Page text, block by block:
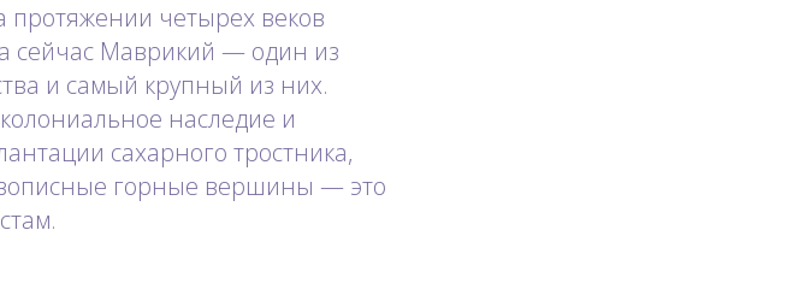
протяжении четырех веков
сейчас Маврикий — один из
и самый крупный из них.
наследие и
сахарного тростника,
горные вершины — это